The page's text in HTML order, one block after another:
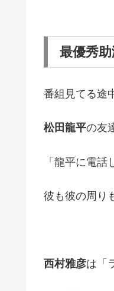
最優秀
番組見てる途
松田龍平の友
「龍平に電
彼も彼の周り
西村雅彦は「